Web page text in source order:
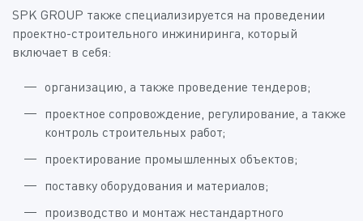
SPK GROUP также специализируется на проведении
проектно-строительного инжиниринга, который
включает в себя:
организацию, а также проведение тендеров;
проектное сопровождение, регулирование, а также
контроль строительных работ;
проектирование промышленных объектов;
поставку оборудования и материалов;
производство и монтаж нестандартного